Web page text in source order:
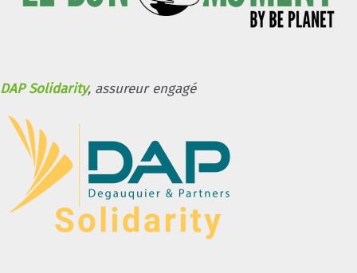
DAP Solidarity, assureur engagé